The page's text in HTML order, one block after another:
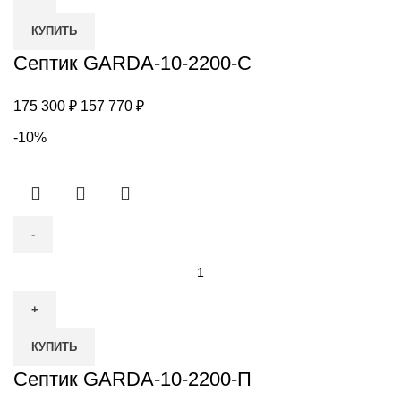
10-
2200-
КУПИТЬ
Септик GARDA-10-2200-С
175 300₽ Первоначальная
157 770 ₽Текущая
-10%
Септик
10-
2200-
КУПИТЬ
Септик GARDA-10-2200-П